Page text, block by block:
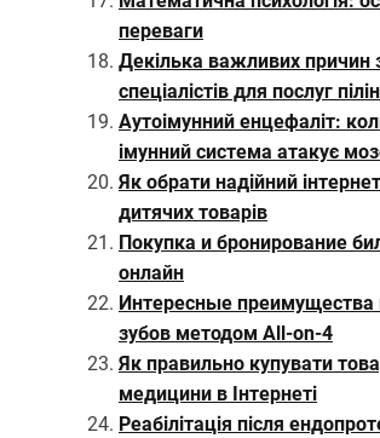
переваги
Декілька важливих причин
спеціалістів для послуг
Аутоімунний енцефаліт:
імунний система атакує
Як обрати надійний
дитячих товарів
Покупка и бронирование
онлайн
Интересные преимущества
зубов методом All-on-4
Як правильно купувати
медицини в Інтернеті
Реабілітація після